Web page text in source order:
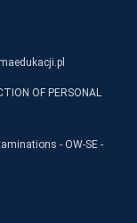
OF PERSONAL
- OW-SE -